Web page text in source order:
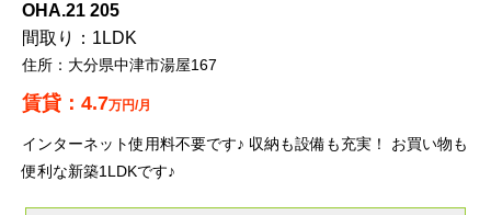
OHA.21 205
1LDK
大分県中津市湯屋167
4.7万円/月
インターネット使用料不要です♪ 収納も設備も充実！ お買い物も
便利な新築1LDKです♪